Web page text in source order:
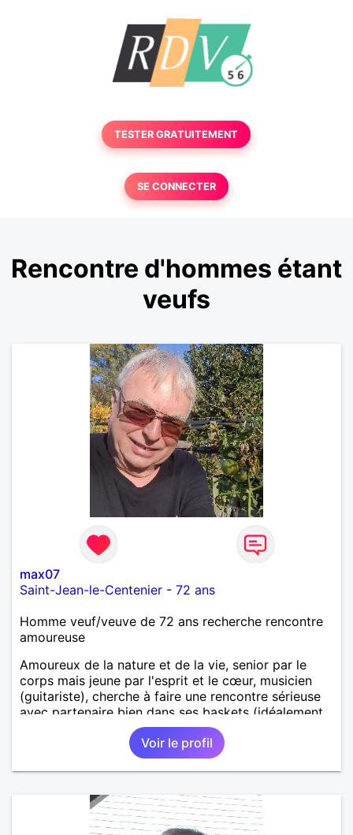
TESTER GRATUITEMENT
SE CONNECTER
Rencontre d'hommes étant
veufs
max07
Saint-Jean-le-Centenier - 72 ans
Homme veuf/veuve de 72 ans recherche rencontre
amoureuse
Amoureux de la nature et de la vie, senior par le
corps mais jeune par l'esprit et le cœur, musicien
(guitariste), cherche à faire une rencontre sérieuse
avec partenaire bien dans ses baskets (idéalement,
vous avez entre 60 et 70 ans) pour partager
moments conviviaux et agréables (voyages, sorties,
concerts, etc.) et pourquoi pas faire un bout de
chemin ensemble. Au programme: humour,
intéresse, n'hésitez pas à me contacter, je vous
répondrai avec joie.
Voir le profil